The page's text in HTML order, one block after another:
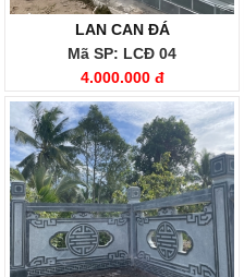
LAN CAN ĐÁ
Mã SP: LCĐ 04
4.000.000 đ